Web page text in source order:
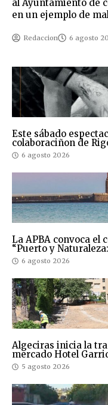
al Ayuntamiento de
en un ejemplo de
Redaccion 6 agosto
Este sábado
colaboraciñon de
6 agosto 2026
La APBA convoca el
“Puerto y
6 agosto 2026
Algeciras inicia la
mercado Hotel
5 agosto 2026